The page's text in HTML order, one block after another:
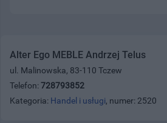
Alter Ego MEBLE Andrzej Telus
ul. Malinowska, 83-110 Tczew
Telefon: 728793852
Kategoria: Handel i usługi, numer: 2520